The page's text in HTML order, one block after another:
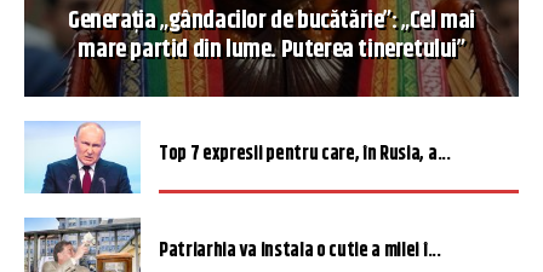
Generația „gândacilor de bucătărie”: „Cel mai
mare partid din lume. Puterea tineretului”
Top 7 expresii pentru care, în Rusia, a...
Patriarhia va instala o cutie a milei î...